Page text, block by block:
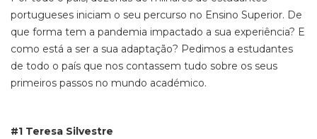
portugueses iniciam o seu percurso no Ensino Superior. De
que forma tem a pandemia impactado a sua experiência? E
como está a ser a sua adaptação? Pedimos a estudantes
de todo o país que nos contassem tudo sobre os seus
primeiros passos no mundo académico.
#1 Teresa Silvestre